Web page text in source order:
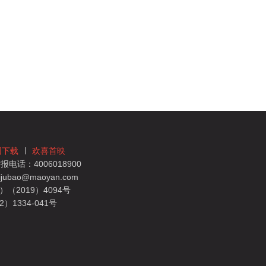
下载
欢喜首映
电话：4006018900
（2019）4094号
）1334-041号